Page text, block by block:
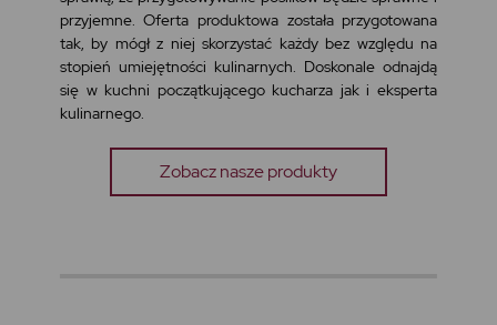
przyjemne. Oferta produktowa została przygotowana
tak, by mógł z niej skorzystać każdy bez względu na
stopień umiejętności kulinarnych. Doskonale odnajdą
się w kuchni początkującego kucharza jak i eksperta
kulinarnego.
Zobacz nasze produkty